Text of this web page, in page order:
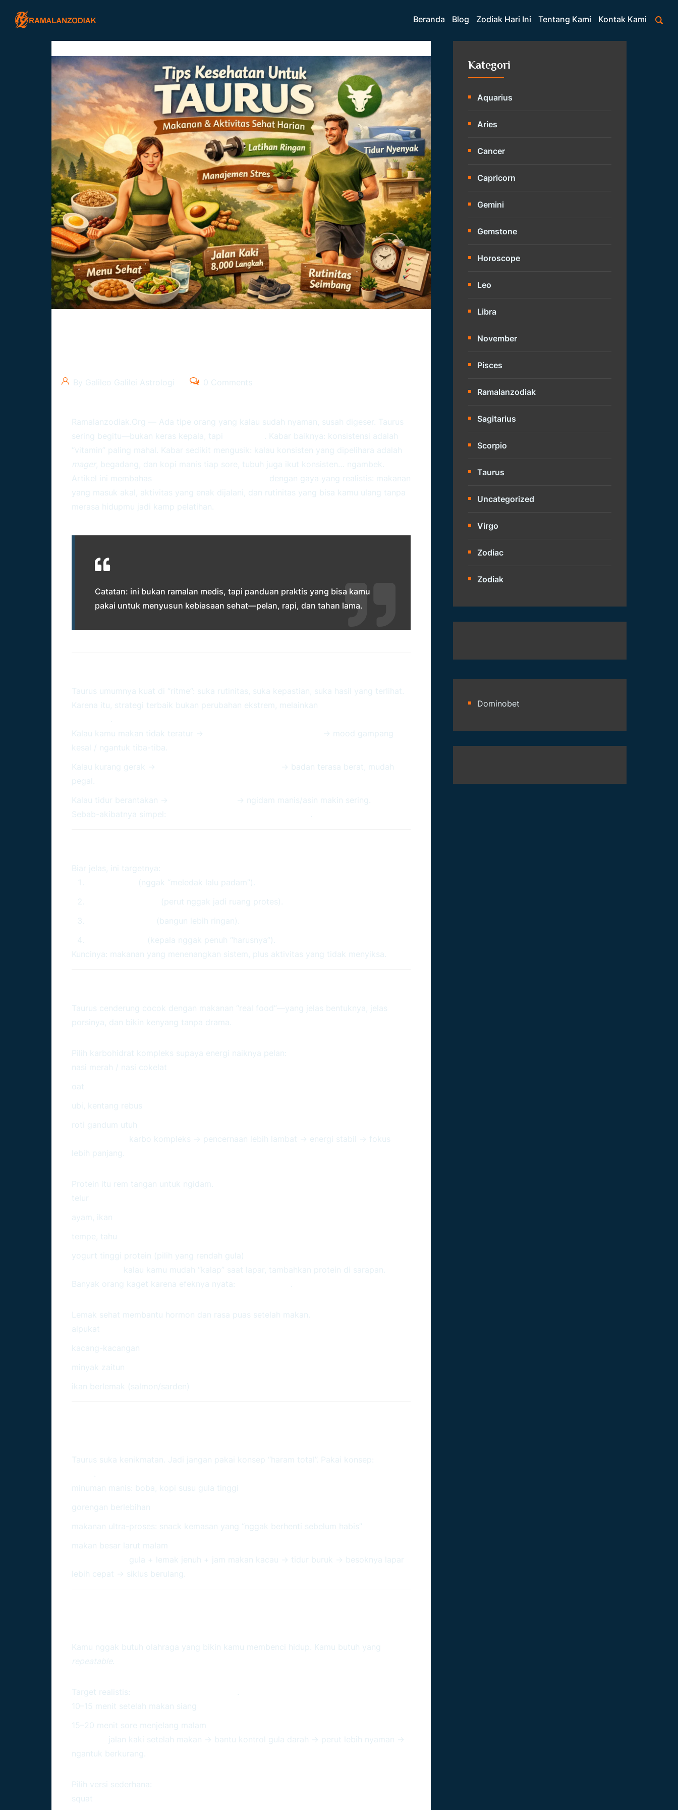
Beranda Blog Zodiak Hari Ini Tentang Kami Kontak Kami
By Galileo Galilei Astrologi 0 Comments
Ramalanzodiak.org — Ada tipe orang yang kalau sudah nyaman, susah digeser. Taurus
sering begitu—bukan keras kepala, tapi
. Kabar baiknya: konsistensi adalah
“vitamin” paling mahal. Kabar sedikit mengusik: kalau konsisten yang dipelihara adalah
mager , begadang, dan kopi manis tiap sore, tubuh juga ikut konsisten… ngambek.
Artikel ini membahas
dengan gaya yang realistis: makanan
yang masuk akal, aktivitas yang enak dijalani, dan rutinitas yang bisa kamu ulang tanpa
merasa hidupmu jadi kamp pelatihan.
Catatan: ini bukan ramalan medis, tapi panduan praktis yang bisa kamu
pakai untuk menyusun kebiasaan sehat—pelan, rapi, dan tahan lama.
Taurus umumnya kuat di “ritme”: suka rutinitas, suka kepastian, suka hasil yang terlihat.
Karena itu, strategi terbaik bukan perubahan ekstrem, melainkan
.
Kalau kamu makan tidak teratur →
→ mood gampang
kesal / ngantuk tiba-tiba.
Kalau kurang gerak →
→ badan terasa berat, mudah
pegal.
Kalau tidur berantakan →
→ ngidam manis/asin makin sering.
Sebab-akibatnya simpel:
.
Biar jelas, ini targetnya:
(nggak “meledak lalu padam”).
(perut nggak jadi ruang protes).
(bangun lebih ringan).
(kepala nggak penuh “harusnya”).
Kuncinya: makanan yang menenangkan sistem, plus aktivitas yang tidak menyiksa.
Taurus cenderung cocok dengan makanan “real food”—yang jelas bentuknya, jelas
porsinya, dan bikin kenyang tanpa drama.
Pilih karbohidrat kompleks supaya energi naiknya pelan:
nasi merah / nasi cokelat
oat
ubi, kentang rebus
roti gandum utuh
karbo kompleks → pencernaan lebih lambat → energi stabil → fokus
lebih panjang.
Protein itu rem tangan untuk ngidam.
telur
ayam, ikan
tempe, tahu
yogurt tinggi protein (pilih yang rendah gula)
kalau kamu mudah “kalap” saat lapar, tambahkan protein di sarapan.
Banyak orang kaget karena efeknya nyata:
.
Lemak sehat membantu hormon dan rasa puas setelah makan.
alpukat
kacang-kacangan
minyak zaitun
ikan berlemak (salmon/sarden)
Taurus suka kenikmatan. Jadi jangan pakai konsep “haram total”. Pakai konsep:
.
minuman manis: boba, kopi susu gula tinggi
gorengan berlebihan
makanan ultra-proses: snack kemasan yang “nggak berhenti sebelum habis”
makan besar larut malam
gula + lemak jenuh + jam makan kacau → tidur buruk → besoknya lapar
lebih cepat → siklus berulang.
Kamu nggak butuh olahraga yang bikin kamu membenci hidup. Kamu butuh yang
repeatable.
Target realistis:
.
10–15 menit setelah makan siang
15–20 menit sore menjelang malam
jalan kaki setelah makan → bantu kontrol gula darah → perut lebih nyaman →
ngantuk berkurang.
Pilih versi sederhana:
squat
Kategori
Aquarius
Aries
Cancer
Capricorn
Gemini
Gemstone
Horoscope
Leo
Libra
November
Pisces
Ramalanzodiak
Sagitarius
Scorpio
Taurus
Uncategorized
Virgo
Zodiac
Zodiak
Dominobet